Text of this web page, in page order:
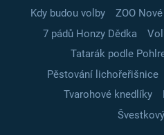
Kdy budou volby
ZOO
7 pádů Honzy Dědka
Tatarák podle
Pěstování lichořeřišnice
Tvarohové knedlíky